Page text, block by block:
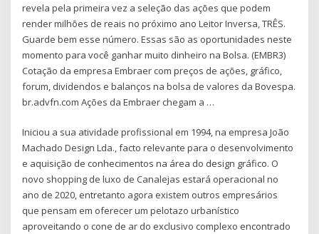
revela pela primeira vez a seleção das ações que podem
render milhões de reais no próximo ano Leitor Inversa, TRÊS.
Guarde bem esse número. Essas são as oportunidades neste
momento para você ganhar muito dinheiro na Bolsa. (EMBR3)
Cotação da empresa Embraer com preços de ações, gráfico,
forum, dividendos e balanços na bolsa de valores da Bovespa.
br.advfn.com Ações da Embraer chegam a …
Iniciou a sua atividade profissional em 1994, na empresa João
Machado Design Lda., facto relevante para o desenvolvimento
e aquisição de conhecimentos na área do design gráfico. O
novo shopping de luxo de Canalejas estará operacional no
ano de 2020, entretanto agora existem outros empresários
que pensam em oferecer um pelotazo urbanístico
aproveitando o cone de ar do exclusivo complexo encontrado